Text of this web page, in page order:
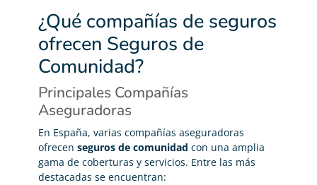
¿Qué compañías de seguros
ofrecen Seguros de
Comunidad?
Principales Compañías
Aseguradoras
En España, varias compañías aseguradoras
ofrecen seguros de comunidad con una amplia
gama de coberturas y servicios. Entre las más
destacadas se encuentran: